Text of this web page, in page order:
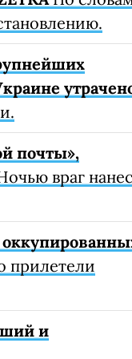
почты»,
враг нанес
прилетели
и